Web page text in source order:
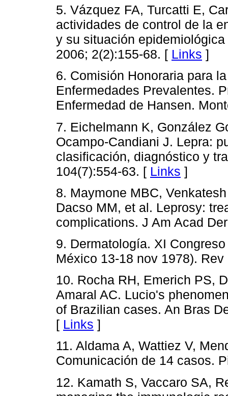
5. Vázquez FA, Turcatti E,
actividades de control de la
y su situación
2006; 2(2):155-68. [ Links ]
6. Comisión Honoraria para
Enfermedades Prevalentes.
Enfermedad de Hansen.
7. Eichelmann K, González
Ocampo-Candiani J. Lepra:
clasificación, diagnóstico y
104(7):554-63. [ Links ]
8. Maymone MBC,
Dacso MM, et al. Leprosy:
complications. J Am Acad
9. Dermatología. XI
México 13-18 nov 1978).
10. Rocha RH, Emerich PS,
Amaral AC. Lucio's
of Brazilian cases. An Bras
[ Links ]
11. Aldama A, Wattiez V,
Comunicación de 14 casos.
12. Kamath S, Vaccaro SA,